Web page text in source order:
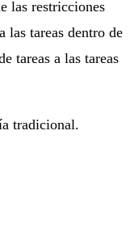
las restricciones
las tareas dentro de
tareas a las tareas
tradicional.